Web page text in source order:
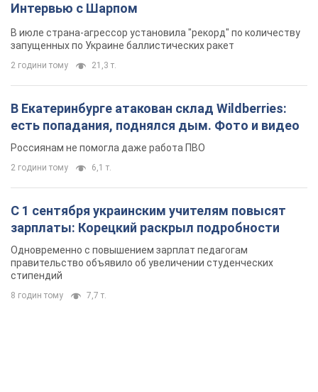
Интервью с Шарпом
В июле страна-агрессор установила "рекорд" по количеству
запущенных по Украине баллистических ракет
2 години тому 21,3 т.
В Екатеринбурге атакован склад Wildberries:
есть попадания, поднялся дым. Фото и видео
Россиянам не помогла даже работа ПВО
2 години тому 6,1 т.
С 1 сентября украинским учителям повысят
зарплаты: Корецкий раскрыл подробности
Одновременно с повышением зарплат педагогам
правительство объявило об увеличении студенческих
стипендий
8 годин тому 7,7 т.